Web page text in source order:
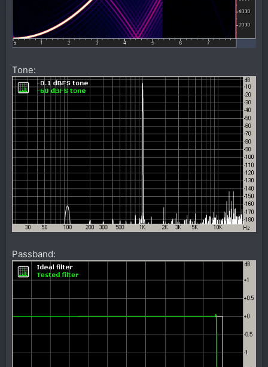
Tone:
Passband: